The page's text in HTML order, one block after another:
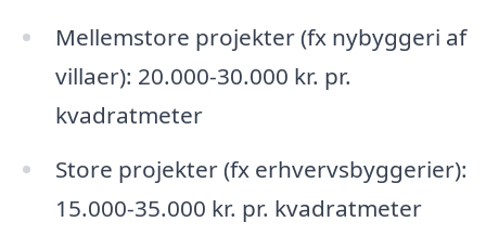
Mellemstore projekter (fx nybyggeri af
villaer): 20.000-30.000 kr. pr.
kvadratmeter
Store projekter (fx erhvervsbyggerier):
15.000-35.000 kr. pr. kvadratmeter